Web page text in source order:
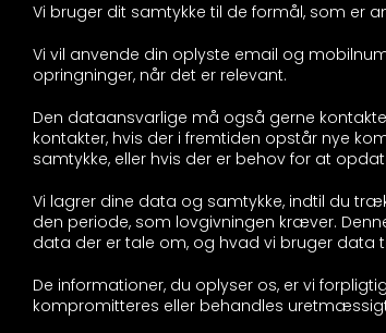
Vi bruger dit samtykke til de formål, som er
Vi vil anvende din oplyste email og
opringninger, når det er relevant.
Den dataansvarlige må også gerne
kontakter, hvis der i fremtiden opstår nye
samtykke, eller hvis der er behov for at
Vi lagrer dine data og samtykke, indtil du
den periode, som lovgivningen kræver.
data der er tale om, og hvad vi bruger data
De informationer, du oplyser os, er vi
kompromitteres eller behandles